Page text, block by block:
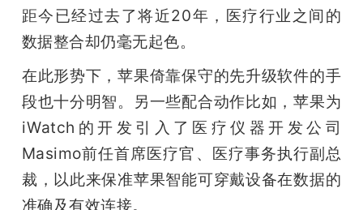
距今已经过去了将近20年，医疗行业之间的
数据整合却仍毫无起色。
在此形势下，苹果倚靠保守的先升级软件的手
段也十分明智。另一些配合动作比如，苹果为
iWatch的开发引入了医疗仪器开发公司
Masimo前任首席医疗官、医疗事务执行副总
裁，以此来保准苹果智能可穿戴设备在数据的
准确及有效连接。